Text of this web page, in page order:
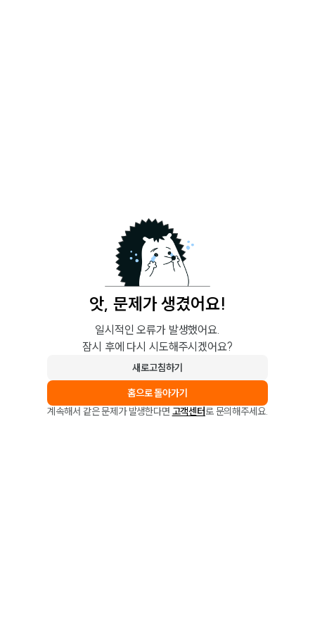
앗, 문제가 생겼어요!
일시적인 오류가 발생했어요.
잠시 후에 다시 시도해주시겠어요?
새로고침하기
홈으로 돌아가기
계속해서 같은 문제가 발생한다면 고객센터로 문의해주세요.